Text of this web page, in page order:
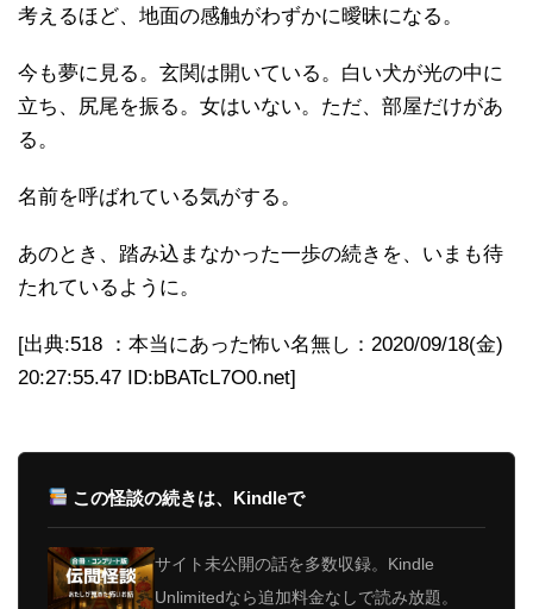
考えるほど、地面の感触がわずかに曖昧になる。
今も夢に見る。玄関は開いている。白い犬が光の中に
立ち、尻尾を振る。女はいない。ただ、部屋だけがあ
る。
名前を呼ばれている気がする。
あのとき、踏み込まなかった一歩の続きを、いまも待
たれているように。
[出典:518 ：本当にあった怖い名無し：2020/09/18(金)
20:27:55.47 ID:bBATcL7O0.net]
この怪談の続きは、Kindleで
サイト未公開の話を多数収録。Kindle
Unlimitedなら追加料金なしで読み放題。